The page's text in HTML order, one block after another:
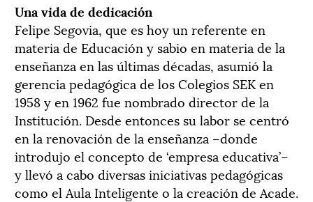
Una vida de dedicación
Felipe Segovia, que es hoy un referente en
materia de Educación y sabio en materia de la
enseñanza en las últimas décadas, asumió la
gerencia pedagógica de los Colegios SEK en
1958 y en 1962 fue nombrado director de la
Institución. Desde entonces su labor se centró
en la renovación de la enseñanza –donde
introdujo el concepto de ‘empresa educativa’–
y llevó a cabo diversas iniciativas pedagógicas
como el Aula Inteligente o la creación de Acade.